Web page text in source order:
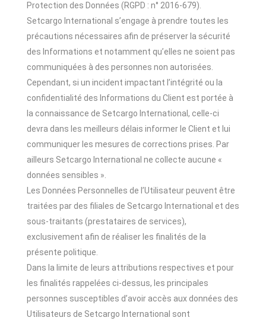
Protection des Données (RGPD : n° 2016-679).
Setcargo International s’engage à prendre toutes les
précautions nécessaires afin de préserver la sécurité
des Informations et notamment qu’elles ne soient pas
communiquées à des personnes non autorisées.
Cependant, si un incident impactant l’intégrité ou la
confidentialité des Informations du Client est portée à
la connaissance de Setcargo International, celle-ci
devra dans les meilleurs délais informer le Client et lui
communiquer les mesures de corrections prises. Par
ailleurs Setcargo International ne collecte aucune «
données sensibles ».
Les Données Personnelles de l’Utilisateur peuvent être
traitées par des filiales de Setcargo International et des
sous-traitants (prestataires de services),
exclusivement afin de réaliser les finalités de la
présente politique.
Dans la limite de leurs attributions respectives et pour
les finalités rappelées ci-dessus, les principales
personnes susceptibles d’avoir accès aux données des
Utilisateurs de Setcargo International sont